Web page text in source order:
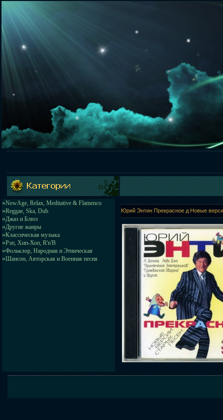
»NewAge, Relax, Meditative & Flamenco
»Reggae, Ska, Dub
»Джаз и Блюз
»Другие жанры
»Классическая музыка
»Рэп, Хип-Хоп, R'n'B
»Фольклор, Народная и Этническая
»Шансон, Авторская и Военная песня
Юрий Энтин Прекрасное д Новые